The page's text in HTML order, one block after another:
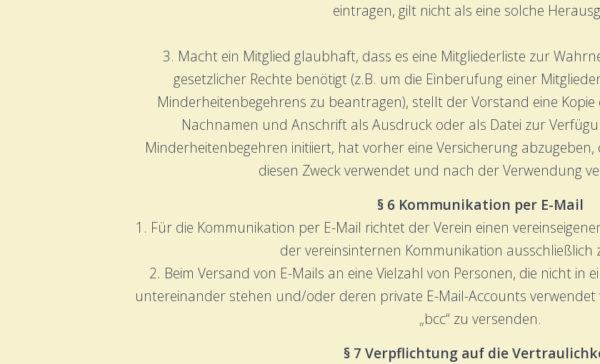
eintragen, gilt nicht als eine solche
3. Macht ein Mitglied glaubhaft, dass es eine Mitgliederliste zur
gesetzlicher Rechte benötigt (z.B. um die Einberufung einer
Minderheitenbegehrens zu beantragen), stellt der Vorstand eine
Nachnamen und Anschrift als Ausdruck oder als Datei zur
Minderheitenbegehren initiiert, hat vorher eine Versicherung
diesen Zweck verwendet und nach der Verwendung
§ 6 Kommunikation per E-Mail
1. Für die Kommunikation per E-Mail richtet der Verein einen
der vereinsinternen Kommunikation ausschließlich
2. Beim Versand von E-Mails an eine Vielzahl von Personen, die nicht in
untereinander stehen und/oder deren private E-Mail-Accounts verwendet
„bcc“ zu versenden.
§ 7 Verpflichtung auf die